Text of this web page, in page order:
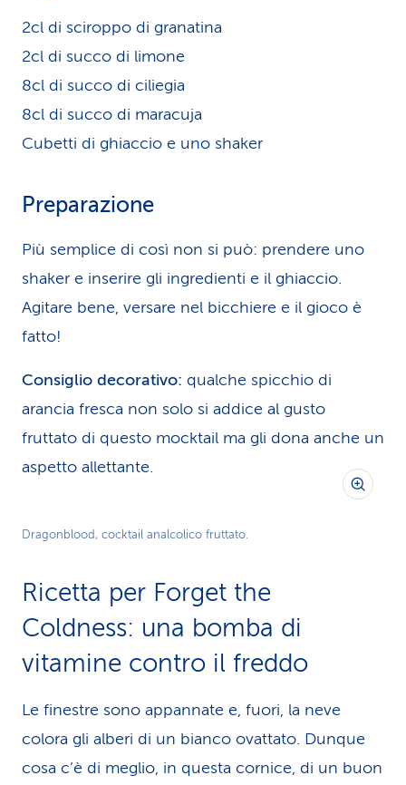
2cl di sciroppo di granatina
2cl di succo di limone
8cl di succo di ciliegia
8cl di succo di maracuja
Cubetti di ghiaccio e uno shaker
Preparazione
Più semplice di così non si può: prendere uno
shaker e inserire gli ingredienti e il ghiaccio.
Agitare bene, versare nel bicchiere e il gioco è
fatto!
Consiglio decorativo: qualche spicchio di
arancia fresca non solo si addice al gusto
fruttato di questo mocktail ma gli dona anche un
aspetto allettante.
Dragonblood, cocktail analcolico fruttato.
Ricetta per Forget the
Coldness: una bomba di
vitamine contro il freddo
Le finestre sono appannate e, fuori, la neve
colora gli alberi di un bianco ovattato. Dunque
cosa c’è di meglio, in questa cornice, di un buon